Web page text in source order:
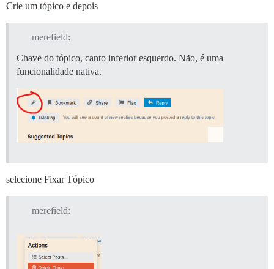
Crie um tópico e depois
merefield:
Chave do tópico, canto inferior esquerdo. Não, é uma
funcionalidade nativa.
selecione Fixar Tópico
merefield: